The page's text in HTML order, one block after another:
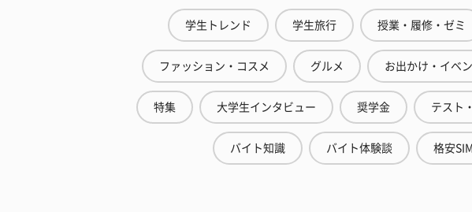
学生トレンド 学生旅行 授業・履修・ゼミ
ファッション・コスメ グルメ お出かけ・イベ
特集 大学生インタビュー 奨学金 テスト
バイト知識 バイト体験談 格安